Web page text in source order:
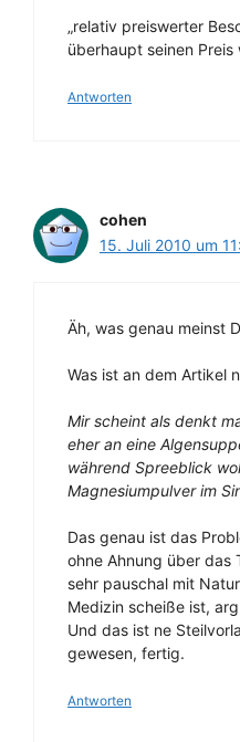
„relativ preiswerter
überhaupt seinen Preis
Antworten
cohen
15. Juli 2010 um
Äh, was genau meinst
Was ist an dem Artikel
Mir scheint als denkt
eher an eine
während Spreeblick
Magnesiumpulver im
Das genau ist das
ohne Ahnung über das
sehr pauschal mit
Medizin scheiße ist,
Und das ist ne
gewesen, fertig.
Antworten